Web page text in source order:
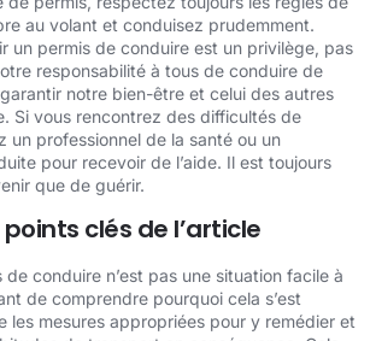
au volant et conduisez prudemment.
un permis de conduire est un privilège, pas
responsabilité à tous de conduire de
notre bien-être et celui des autres
Si vous rencontrez des difficultés de
un professionnel de la santé ou un
pour recevoir de l’aide. Il est toujours
que de guérir.
clés de l’article
conduire n’est pas une situation facile à
de comprendre pourquoi cela s’est
les mesures appropriées pour y remédier et